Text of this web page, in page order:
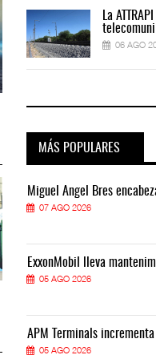
AMANAC, treinta y nueve
05 AGO 2026
05 AGO 2026
La
telecomuni
06 AGO
MÁS POPULARES
Miguel Ángel Bres
07 AGO 2026
ExxonMobil lleva
05 AGO 2026
APM Terminals
05 AGO 2026